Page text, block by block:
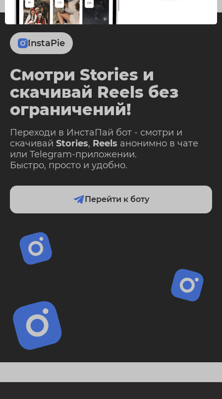
InstaPie
Смотри Stories и
скачивай Reels без
ограничений!
Переходи в ИнстаПай бот - смотри и
скачивай Stories, Reels анонимно в чате
или Telegram-приложении.
Быстро, просто и удобно.
Перейти к боту